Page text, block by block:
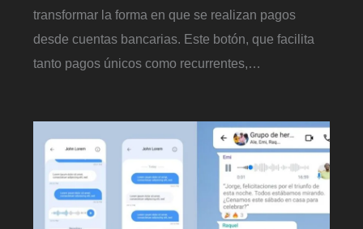
transformar la forma en que se realizan pagos
desde cuentas bancarias. Este botón, que facilita
tanto pagos únicos como recurrentes,…